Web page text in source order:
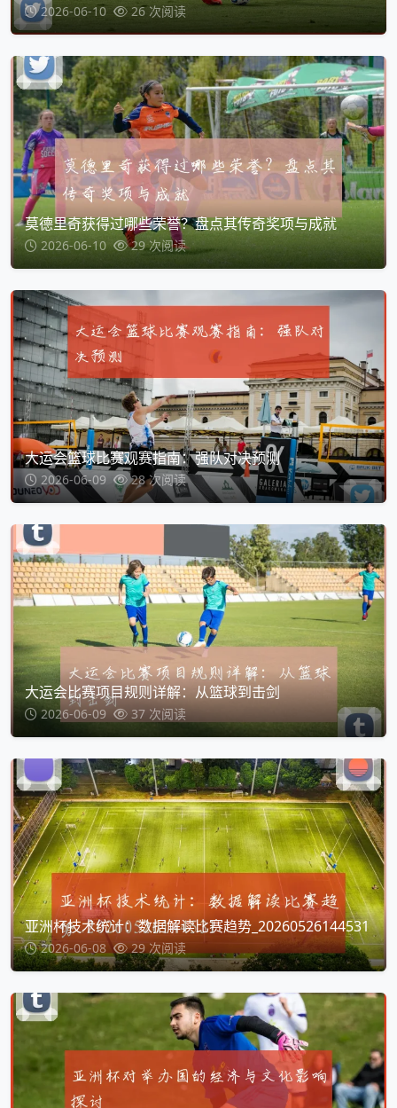
2026-06-10 26 次阅读
莫德里奇获得过哪些荣誉？盘点其传奇奖项与成就
2026-06-10 29 次阅读
大运会篮球比赛观赛指南：强队对决预测
2026-06-09 28 次阅读
大运会比赛项目规则详解：从篮球到击剑
2026-06-09 37 次阅读
亚洲杯技术统计：数据解读比赛趋势_20260526144531
2026-06-08 29 次阅读